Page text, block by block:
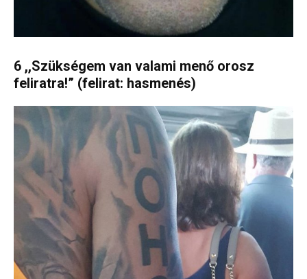
6 ,,Szükségem van valami menő orosz
feliratra!” (felirat: hasmenés)